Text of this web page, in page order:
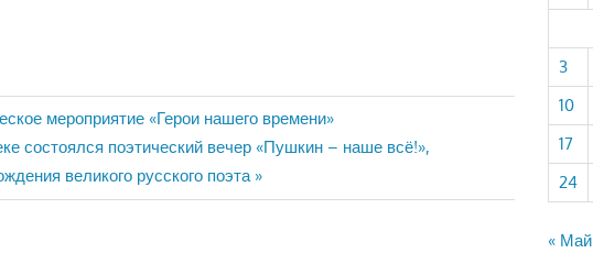
мероприятие «Герои нашего времени»
состоялся поэтический вечер «Пушкин – наше всё!»,
великого русского поэта
3
10
17
24
« Май